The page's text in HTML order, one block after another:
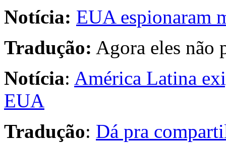
Notícia: EUA espionaram
Tradução: Agora eles não
Notícia: América Latina
EUA
Tradução: Dá pra